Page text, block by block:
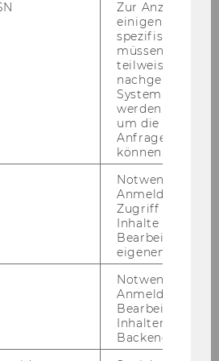
einen tat­säch­li­chen Ver­
be­zahl­ten Ar­beit­neh­me­
hin, an­de­re Stu­di­en
keine der­ar­ti­gen Ef­fek­te
Ga­z­ley 2002). Diese Ver­
mit Kos­ten­er­spar­nis­sen
be­grün­det.
Stu­die war es, po­ten­zi­el­le
zwi­schen Haupt­amt­li­
zu eru­ie­ren und mög­li­
zu fin­den. Dafür wur­
quan­ti­ta­ti­ve Daten
wur­den qua­li­ta­ti­ve Er­
aus­ge­wähl­ter Be­
zeig­te, dass Frei­wil­li­
Nonprofit-​
Zur Anzeige von
einigen WU-
spezifischen
müssen
teilweise von
nachgelagerten
System
werden.
um die Antwort
Anfrage
können.
Notwendig für
Anmeldung und
Zugriff auf
Inhalte oder zur
Bearbeitung des
eigenen Profils.
Notwendig für
Anmeldung und
Bearbeitung von
Inhalten im
Backend.